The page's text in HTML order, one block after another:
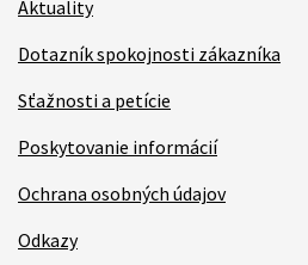
Aktuality
Dotazník spokojnosti zákazníka
Sťažnosti a petície
Poskytovanie informácií
Ochrana osobných údajov
Odkazy